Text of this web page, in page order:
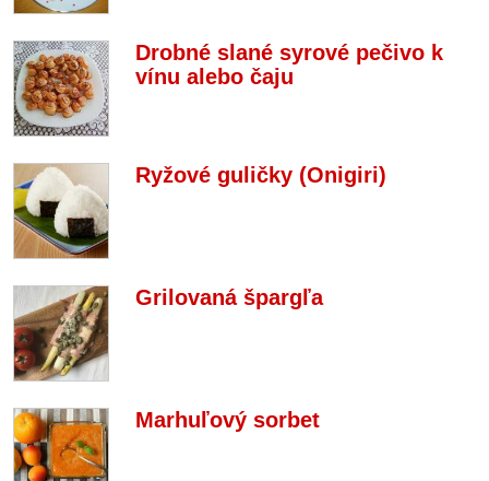
Drobné slané syrové pečivo k
vínu alebo čaju
Ryžové guličky (Onigiri)
Grilovaná špargľa
Marhuľový sorbet